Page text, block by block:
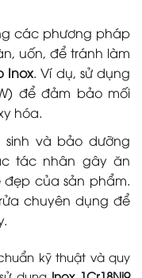
các phương pháp
uốn, để tránh làm
Inox. Ví dụ, sử dụng
để đảm bảo mối
hóa.
và bảo dưỡng
tác nhân gây ăn
của sản phẩm.
chuyên dụng để
kỹ thuật và quy